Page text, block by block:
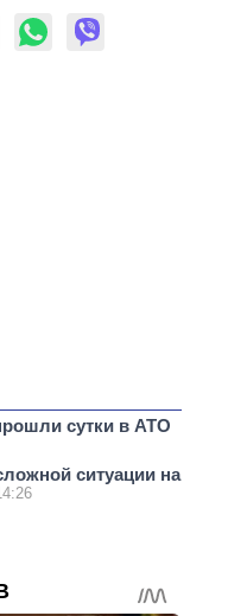
сутки в АТО
ситуации на